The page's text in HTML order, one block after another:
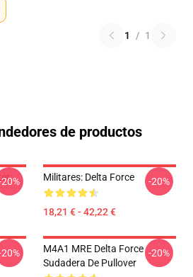
1 / 1
de productos
Militares: Delta Force
18,21 € - 42,22 €
-20%
M4A1 MRE Delta Force
Sudadera De Pullover
-20%